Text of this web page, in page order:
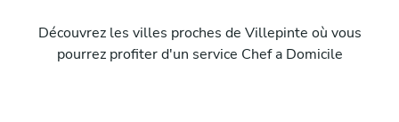
Découvrez les villes proches de Villepinte où vous
pourrez profiter d'un service Chef a Domicile